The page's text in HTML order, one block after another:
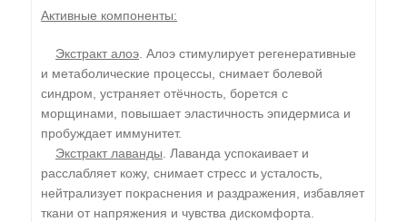
Активные компоненты:
Экстракт алоэ . Алоэ стимулирует регенеративные
и метаболические процессы, снимает болевой
синдром, устраняет отёчность, борется с
морщинами, повышает эластичность эпидермиса и
пробуждает иммунитет.
Экстракт лаванды . Лаванда успокаивает и
расслабляет кожу, снимает стресс и усталость,
нейтрализует покраснения и раздражения, избавляет
ткани от напряжения и чувства дискомфорта.